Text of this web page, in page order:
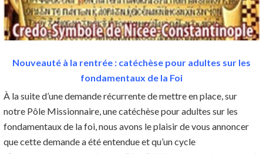
Nouveauté à la rentrée : catéchèse pour adultes sur les
fondamentaux de la Foi
À la suite d’une demande récurrente de mettre en place, sur
notre Pôle Missionnaire, une catéchèse pour adultes sur les
fondamentaux de la foi, nous avons le plaisir de vous annoncer
que cette demande a été entendue et qu’un cycle